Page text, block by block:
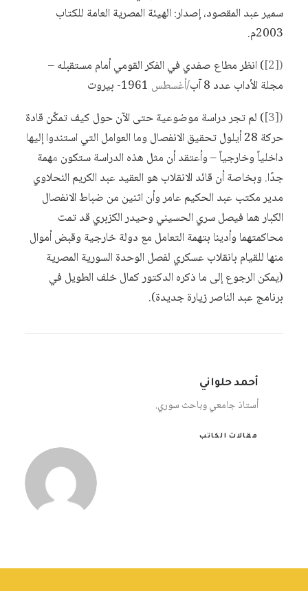
سميرعبدالمقصود،إصدار:الهيئةالمصريةالعامة للكتاب
2003م.
([2]
)انظرمطاع صفدي فيالفكرالقوميأمام مستقبله–
مجلةالأداب عدد آب/أغسطس
بيروت
([3]
) لمتجردراسة موضوعيةحتىالآنحول كيفتمكن قادة
حركة
أيلولتحقيقالانفصال وماالعواملالتياستندواإليها
داخلياوخارجياً –وأعتقدأن مثل هذهالدراسةستكون مهمة
جدًا. وبخاصةأن قائدالانقلاب هوالعقيد عبدالكريمالنحلاوي
مديرمكتب عبدالحكيم عامروأناثنين من ضباطالانفصال
الكبارهما فيصلسريالحسيني وحيدرالكزبري قدتمت
محاكمتهما وأدينا بتهمةالتعامل مع دولةخارجية وقبضأموال
منها للقيام بانقلاب عسكري لفصلالوحدةالسوريةالمصرية
(يمكنالرجوعإلى ما ذكرهالدكتوركمالخلفالطويل في
برنامج عبدالناصرزيارةجديدة).
أحمد حلواني
أستاذ جامعي وباحث سوري.
مقالات الكاتب